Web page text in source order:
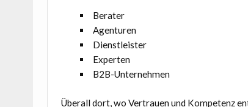
Berater
Agenturen
Dienstleister
Experten
B2B-Unternehmen
Überall dort, wo Vertrauen und Kompetenz